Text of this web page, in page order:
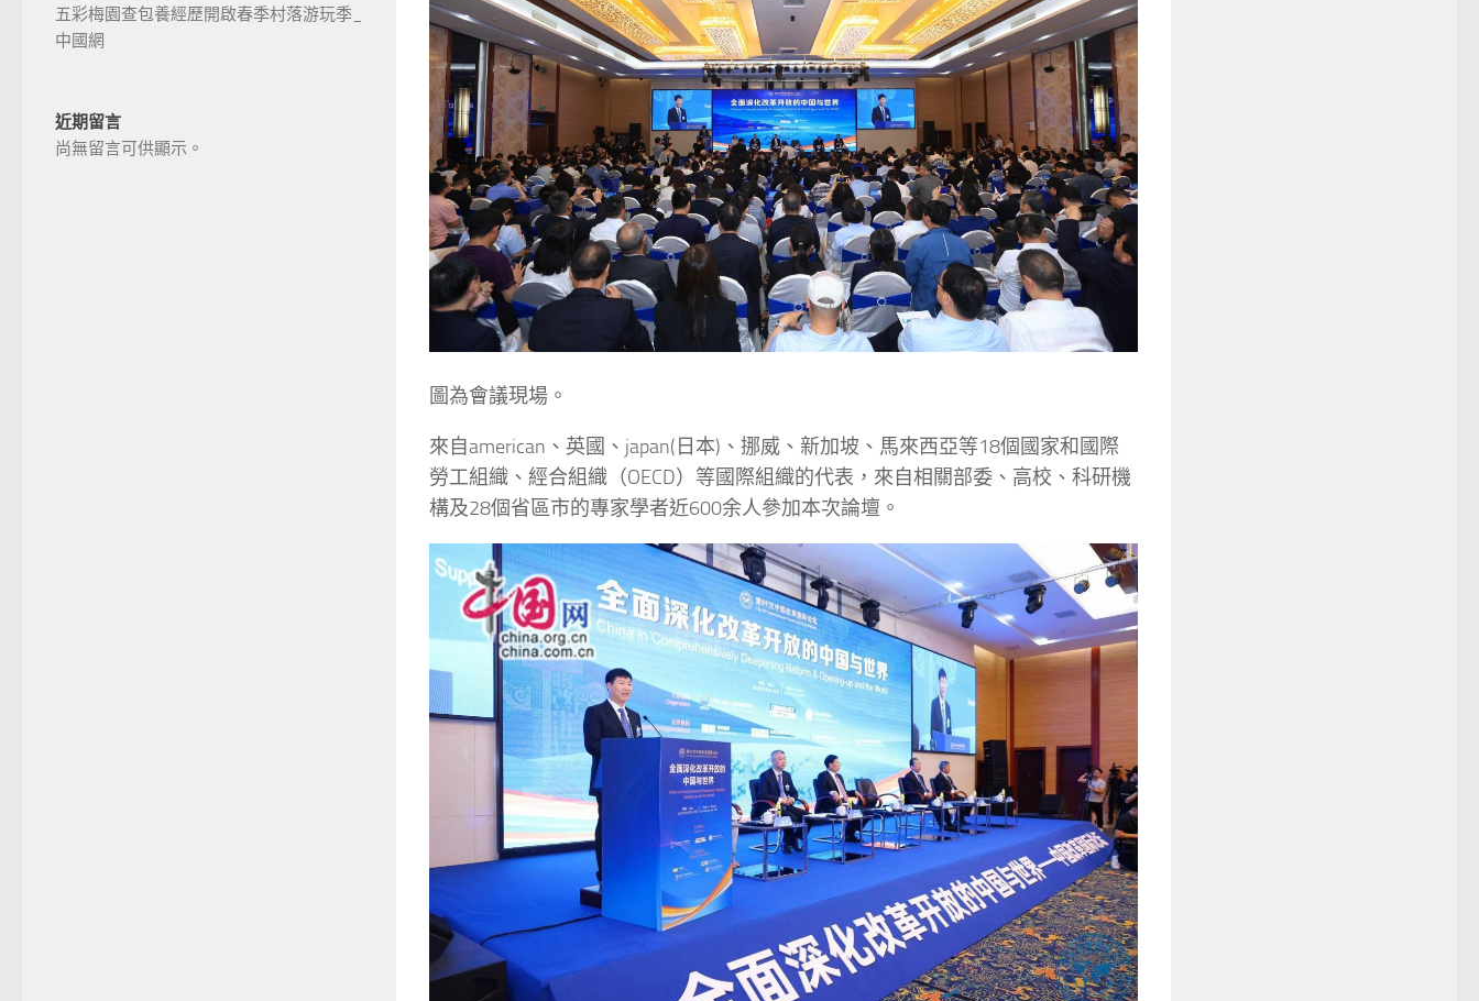
圖為會議現場。
來自american、英國、japan(日本)、挪威、新加坡、馬來西亞等18個國家和國際
勞工組織、經合組織（OECD）等國際組織的代表，來自相關部委、高校、科研機
構及28個省區市的專家學者近600余人參加本次論壇。
五彩梅園查包養經歷開啟春季村落游玩季_
中國網
近期留言
尚無留言可供顯示。